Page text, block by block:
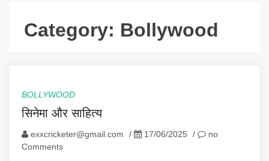
Category: Bollywood
BOLLYWOOD
सिनेमा और साहित्य
exxcricketer@gmail.com / 17/06/2025 /
no
Comments